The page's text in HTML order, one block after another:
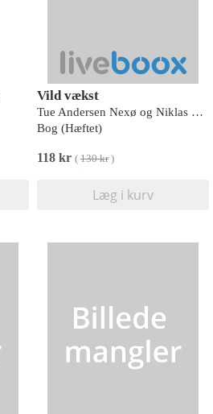
Vild vækst
Tue Andersen Nexø og Niklas Olsen
Bog (Hæftet)
118 kr ( 130 kr)
Læg i kurv